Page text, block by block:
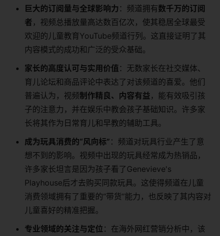
巨大的订阅量与全球影响力 ：频道拥有数千万的订阅
者 ，视频总播放量高达数百亿次，使其稳居全球最受
欢迎的儿童教育YouTube频道行列。这直接证明了其
内容模式的成功和广泛的受众基础。
家长的高度认可与实用价值 ：无数家长在社交媒体、
育儿论坛和商品评论中表达了对该频道的喜爱。他们
普遍认为，视频制作精良、内容有益 ，能有效吸引孩
子的注意力，并在娱乐中教会孩子基础知识。许多家
长将其作为日常育儿和早教的辅助工具。
成为玩具消费的“风向标” ：频道对玩具行业产生了意
想不到的影响。视频中出现的玩具经常成为热销品，
许多家长坦言是因为孩子看了Genevieve's
Playhouse后才去购买同款玩具。这使得频道在儿童
消费领域拥有了重要的“带货”能力，也反映了其内容对
儿童喜好的精准把握。
专业领域的关注与定位 ：在海外网红营销分析中，该